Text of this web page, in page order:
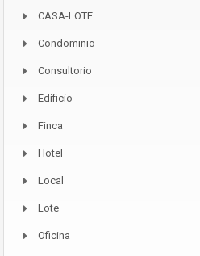
CASA-LOTE
Condominio
Consultorio
Edificio
Finca
Hotel
Local
Lote
Oficina